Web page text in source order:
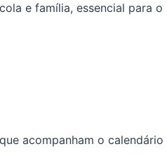
e família, essencial para o
acompanham o